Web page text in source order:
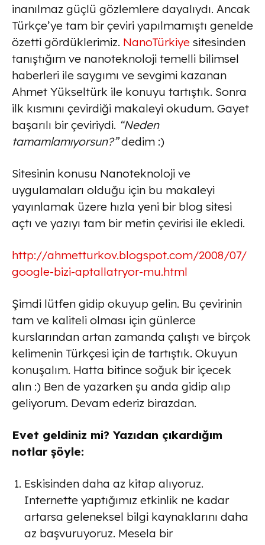
inanılmaz güçlü gözlemlere dayalıydı. Ancak
Türkçe’ye tam bir çeviri yapılmamıştı genelde
özetti gördüklerimiz. NanoTürkiye sitesinden
tanıştığım ve nanoteknoloji temelli bilimsel
haberleri ile saygımı ve sevgimi kazanan
Ahmet Yükseltürk ile konuyu tartıştık. Sonra
ilk kısmını çevirdiği makaleyi okudum. Gayet
başarılı bir çeviriydi. “Neden
tamamlamıyorsun?”dedim :)
Sitesinin konusu Nanoteknoloji ve
uygulamaları olduğu için bu makaleyi
yayınlamak üzere hızla yeni bir blog sitesi
açtı ve yazıyı tam bir metin çevirisi ile ekledi.
http://ahmetturkov.blogspot.com/2008/07/
google-bizi-aptallatryor-mu.html
Şimdi lütfen gidip okuyup gelin. Bu çevirinin
tam ve kaliteli olması için günlerce
kurslarından artan zamanda çalıştı ve birçok
kelimenin Türkçesi için de tartıştık. Okuyun
konuşalım. Hatta bitince soğuk bir içecek
alın :) Ben de yazarken şu anda gidip alıp
geliyorum. Devam ederiz birazdan.
Evet geldiniz mi? Yazıdan çıkardığım
notlar şöyle:
Eskisinden daha az kitap alıyoruz.
Internette yaptığımız etkinlik ne kadar
artarsa geleneksel bilgi kaynaklarını daha
az başvuruyoruz. Mesela bir